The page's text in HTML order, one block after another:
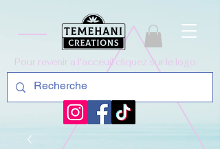
Pour revenir a l'acceuil cliquez sur le logo